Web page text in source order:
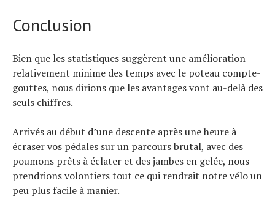
Conclusion
Bien que les statistiques suggèrent une amélioration
relativement minime des temps avec le poteau compte-
gouttes, nous dirions que les avantages vont au-delà des
seuls chiffres.
Arrivés au début d’une descente après une heure à
écraser vos pédales sur un parcours brutal, avec des
poumons prêts à éclater et des jambes en gelée, nous
prendrions volontiers tout ce qui rendrait notre vélo un
peu plus facile à manier.